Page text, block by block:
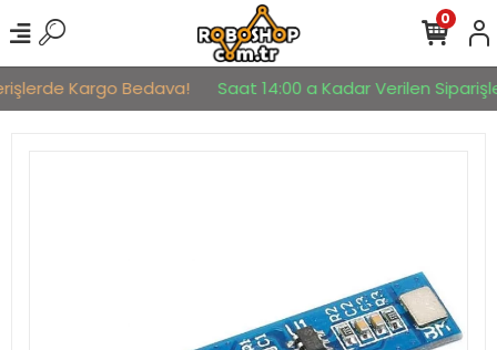
Kargo Bedava! Saat 14:00 a Kadar Verilen
0